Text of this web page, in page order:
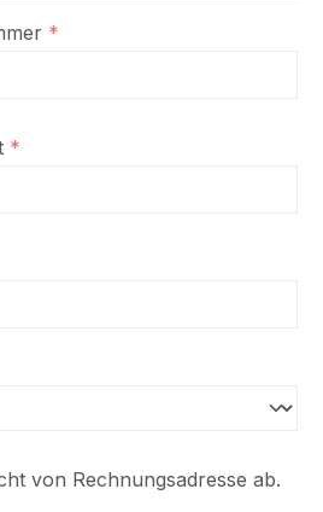
*
*
von Rechnungsadresse ab.